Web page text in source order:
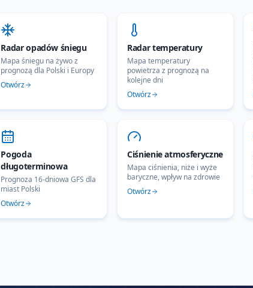
Radar opadów śniegu
Mapa śniegu na żywo z
prognozą dla Polski i Europy
Otwórz
Radar temperatury
Mapa temperatury
powietrza z prognozą na
kolejne dni
Otwórz
Pogoda
długoterminowa
Prognoza 16-dniowa GFS dla
miast Polski
Otwórz
Ciśnienie atmosferyczne
Mapa ciśnienia, niże i wyże
baryczne, wpływ na zdrowie
Otwórz